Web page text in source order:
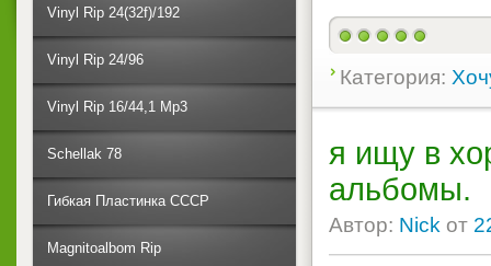
Категория:
я ищу в
альбомы.
Автор: Nick от
Vinyl Rip 24(32f)/192
Vinyl Rip 24/96
Vinyl Rip 16/44,1 Mp3
Schellak 78
Гибкая Пластинка СССР
Magnitoalbom Rip